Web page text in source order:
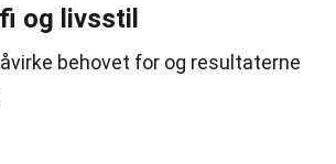
og livsstil
behovet for og resultaterne